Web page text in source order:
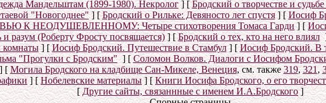
Мандельштам (1899-1980). Некролог] [Бродский о творчестве и
"Новогоднее"] [Бродский о Рильке: Девяносто лет спустя] [Иосиф
К НЕОДУШЕВЛЕННОМУ: Четыре стихотворения Томаса Гарди] [
разум (Роберту Фросту посвящается)] [Бродский о тех, кто на него влиял
] [Иосиф Бродский. Путешествие в Стамбул] [ Иосиф Бродский. В
"Прогулки с Бродским"] [ Соломон Волков. Диалоги с Иосифом
[ Могила Бродского на кладбище Сан-Микеле, Венеция, см. также319, 321 ,
] [ Нобелевские материалы] [Книги Иосифа Бродского, о его
[Другие сайты, связаннные с именем И.А.Бродского]